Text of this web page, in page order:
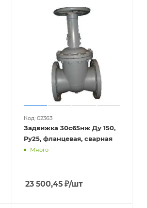
Код: 02363
Задвижка 30с65нж Ду 150,
Ру25, фланцевая, сварная
Много
23 500,45₽/шт